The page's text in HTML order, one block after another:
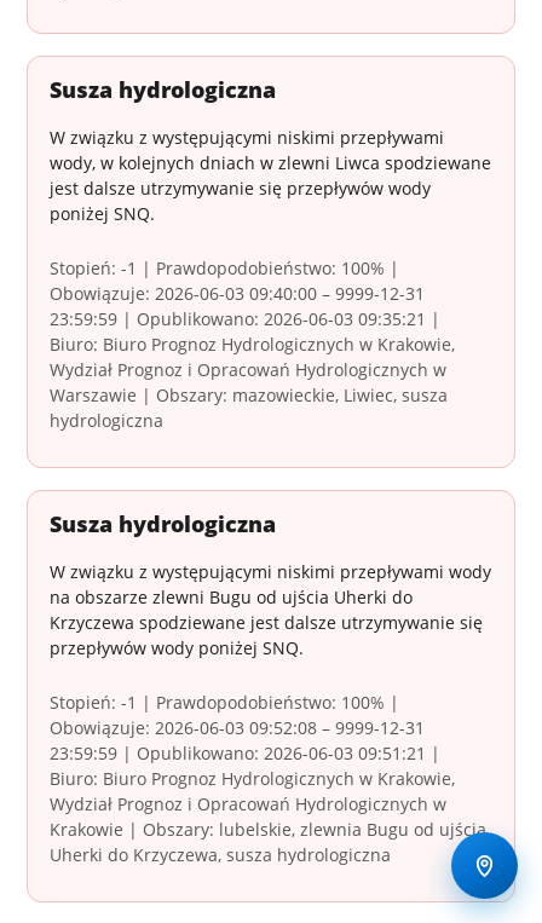
Susza hydrologiczna
W związku z występującymi niskimi przepływami
wody, w kolejnych dniach w zlewni Liwca spodziewane
jest dalsze utrzymywanie się przepływów wody
poniżej SNQ.
Stopień: -1 | Prawdopodobieństwo: 100% |
Obowiązuje: 2026-06-03 09:40:00 – 9999-12-31
23:59:59 | Opublikowano: 2026-06-03 09:35:21 |
Biuro: Biuro Prognoz Hydrologicznych w Krakowie,
Wydział Prognoz i Opracowań Hydrologicznych w
Warszawie | Obszary: mazowieckie, Liwiec, susza
hydrologiczna
Susza hydrologiczna
W związku z występującymi niskimi przepływami wody
na obszarze zlewni Bugu od ujścia Uherki do
Krzyczewa spodziewane jest dalsze utrzymywanie się
przepływów wody poniżej SNQ.
Stopień: -1 | Prawdopodobieństwo: 100% |
Obowiązuje: 2026-06-03 09:52:08 – 9999-12-31
23:59:59 | Opublikowano: 2026-06-03 09:51:21 |
Biuro: Biuro Prognoz Hydrologicznych w Krakowie,
Wydział Prognoz i Opracowań Hydrologicznych w
Krakowie | Obszary: lubelskie, zlewnia Bugu od ujścia
Uherki do Krzyczewa, susza hydrologiczna